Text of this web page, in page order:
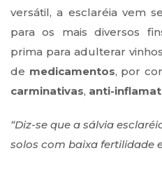
versátil, a esclaréia vem
para os mais diversos
prima para adulterar
de medicamentos, por
carminativas, anti-
“Diz-se que a sálvia
solos com baixa fertilidade